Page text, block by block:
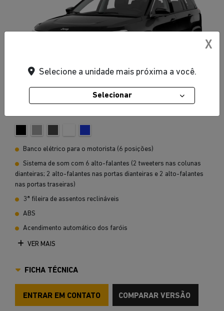
Banco elétrico para o motorista (6 posições)
Sistema de som com 6 alto-falantes (2 tweeters nas colunas
dianteiras; 2 alto-falantes nas portas dianteiras e 2 alto-falantes
nas portas traseiras)
3ª fileira de assentos reclináveis
ABS
Acendimento automático dos faróis
VER MAIS
FICHA TÉCNICA
ENTRAR EM CONTATO COMPARAR VERSÃO
X
Selecione a unidade mais próxima a você.
Selecionar